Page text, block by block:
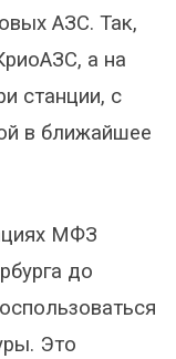
АЗС. Так,
а на
станции, с
в ближайшее
МФЗ
до
Это